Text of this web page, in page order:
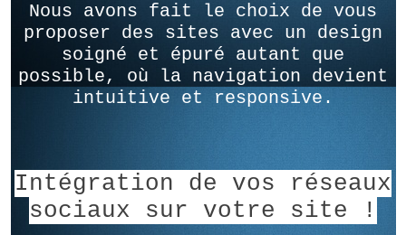
Nous avons fait le choix de vous
proposer des sites avec un design
soigné et épuré autant que
possible, où la navigation devient
intuitive et responsive.
Intégration de vos réseaux
sociaux sur votre site !